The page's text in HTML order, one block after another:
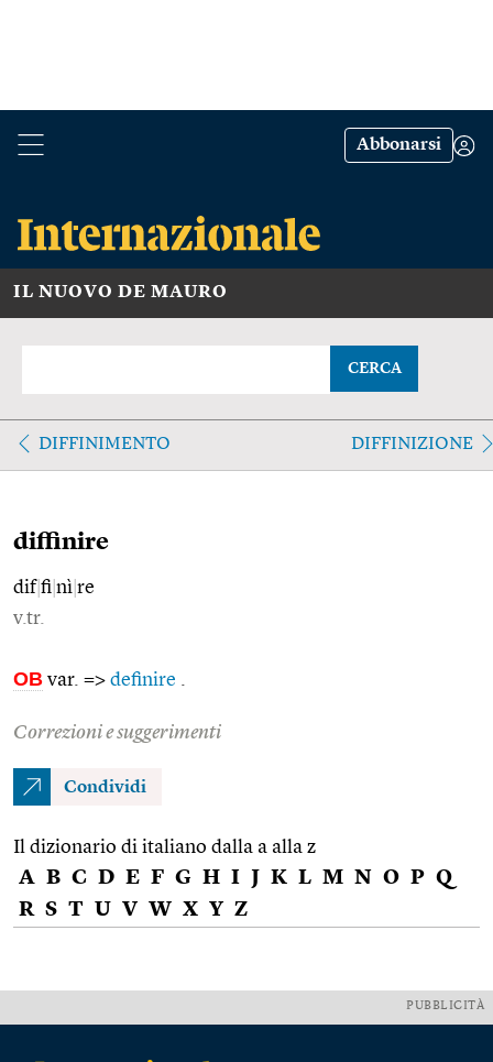
Abbonarsi
IL NUOVO DE MAURO
CERCA
DIFFINIMENTO DIFFINIZIONE
diffinire
dif|fi nì re
v.tr.
OB var. => definire
Correzioni e suggerimenti
Condividi
Il dizionario di italiano dalla a alla z
A B C D E F G H I J K L M N O P Q
R S T U V W X Y Z
PUBBLICITÀ